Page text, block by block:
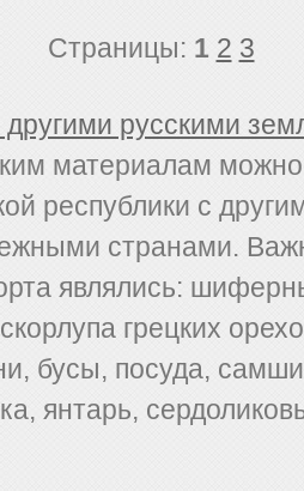
Страницы: 1 2 3
другими русскими
материалам
республики с
странами.
являлись:
грецких
бусы, посуда,
янтарь,